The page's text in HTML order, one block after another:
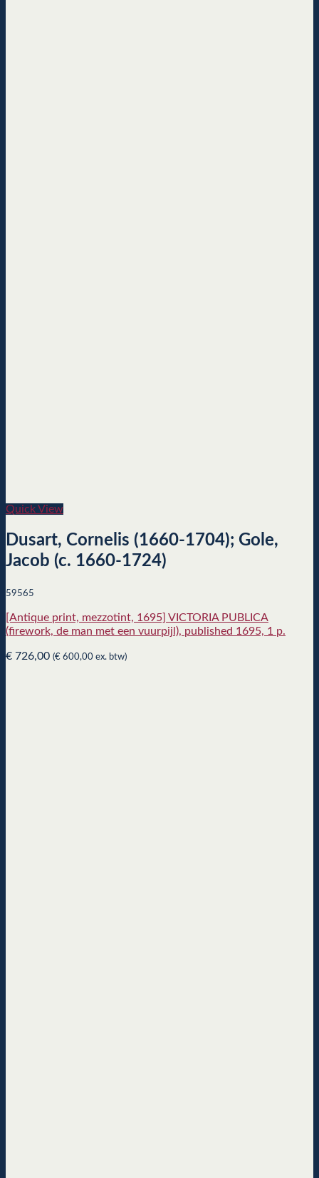
Quick View
Dusart, Cornelis (1660-1704); Gole,
Jacob (c. 1660-1724)
59565
[Antique print, mezzotint, 1695] VICTORIA PUBLICA
(firework, de man met een vuurpijl), published 1695, 1 p.
€ 726,00 (€ 600,00 ex. btw)